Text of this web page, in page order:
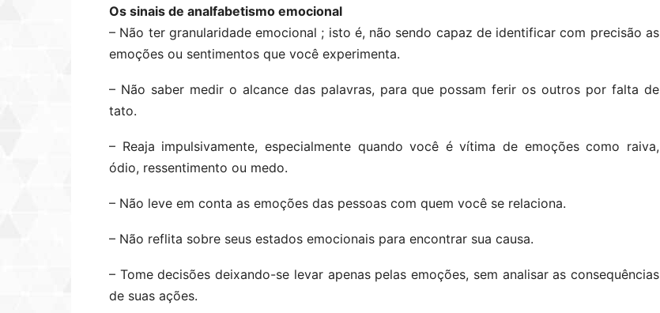
Os sinais de analfabetismo emocional
– Não ter granularidade emocional ; isto é, não sendo capaz de identificar com precisão as
emoções ou sentimentos que você experimenta.
– Não saber medir o alcance das palavras, para que possam ferir os outros por falta de
tato.
– Reaja impulsivamente, especialmente quando você é vítima de emoções como raiva,
ódio, ressentimento ou medo.
– Não leve em conta as emoções das pessoas com quem você se relaciona.
– Não reflita sobre seus estados emocionais para encontrar sua causa.
– Tome decisões deixando-se levar apenas pelas emoções, sem analisar as consequências
de suas ações.